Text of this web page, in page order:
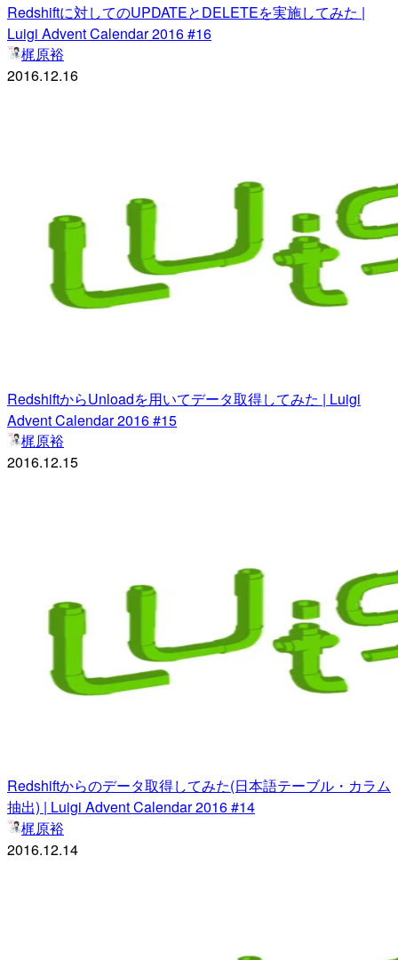
Redshiftに対してのUPDATEとDELETEを実施してみた |
Luigi Advent Calendar 2016 #16
梶原裕
2016.12.16
RedshiftからUnloadを用いてデータ取得してみた | Luigi
Advent Calendar 2016 #15
梶原裕
2016.12.15
Redshiftからのデータ取得してみた(日本語テーブル・カラム
抽出) | Luigi Advent Calendar 2016 #14
梶原裕
2016.12.14